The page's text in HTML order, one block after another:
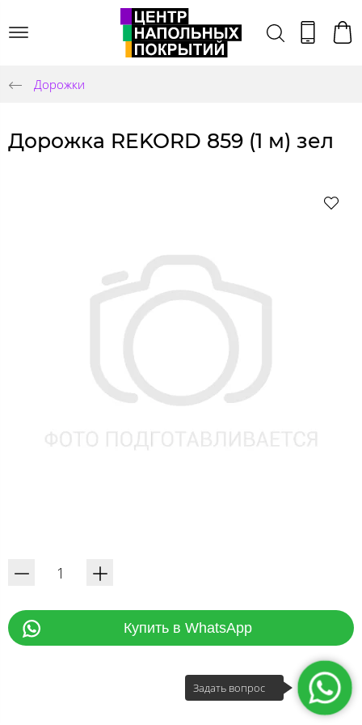
Дорожки
Дорожка REKORD 859 (1 м) зел
Купить в WhatsApp
Задать вопрос